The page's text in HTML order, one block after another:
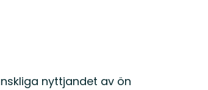
nyttjandet av ön